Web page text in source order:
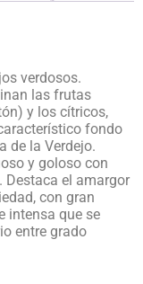
verdosos.
las frutas
y los cítricos,
fondo
de la Verdejo.
y goloso con
Destaca el amargor
con gran
intensa que se
entre grado